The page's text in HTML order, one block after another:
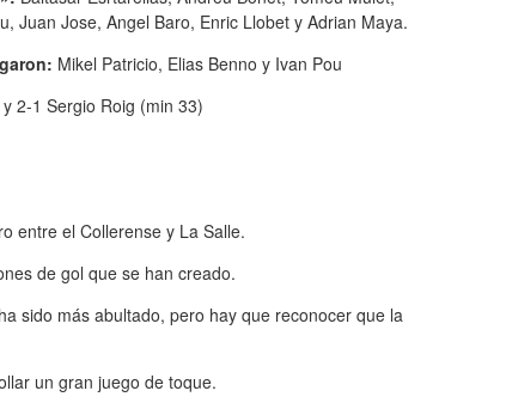
Juan Jose, Angel Baro, Enric Llobet y Adrian Maya.
Mikel Patricio, Elias Benno y Ivan Pou
2-1 Sergio Roig (min 33)
entre el Collerense y La Salle.
de gol que se han creado.
sido más abultado, pero hay que reconocer que la
un gran juego de toque.